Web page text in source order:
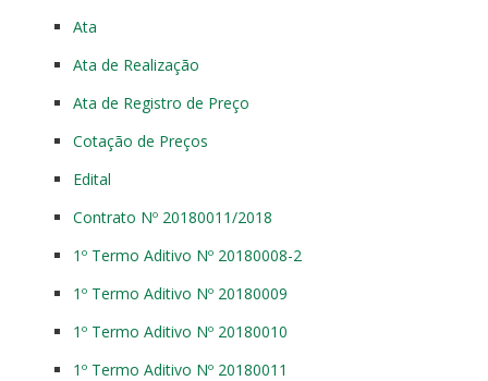
Ata
Ata de Realização
Ata de Registro de Preço
Cotação de Preços
Edital
Contrato Nº 20180011/2018
1º Termo Aditivo Nº 20180008-2
1º Termo Aditivo Nº 20180009
1º Termo Aditivo Nº 20180010
1º Termo Aditivo Nº 20180011